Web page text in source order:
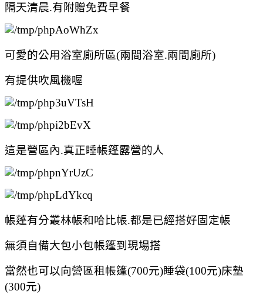
隔天清晨.有附贈免費早餐
可愛的公用浴室廁所區(兩間浴室.兩間廁所)
有提供吹風機喔
這是營區內.真正睡帳篷露營的人
帳蓬有分叢林帳和哈比帳.都是已經搭好固定帳
無須自備大包小包帳篷到現場搭
當然也可以向營區租帳篷(700元)睡袋(100元)床墊
(300元)